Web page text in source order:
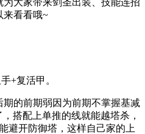
来看看哦~
+复活甲。
的前期弱因为前期不掌握基减
搭配上单推的线就能越塔杀，
避开防御塔，这样自己家的上